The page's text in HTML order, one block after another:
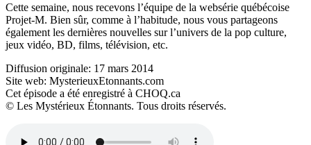
Cette semaine, nous recevons l’équipe de la websérie québécoise
Projet-M. Bien sûr, comme à l’habitude, nous vous partageons
également les dernières nouvelles sur l’univers de la pop culture,
jeux vidéo, BD, films, télévision, etc.
Diffusion originale: 17 mars 2014
Site web: MysterieuxEtonnants.com
Cet épisode a été enregistré à CHOQ.ca
© Les Mystérieux Étonnants. Tous droits réservés.